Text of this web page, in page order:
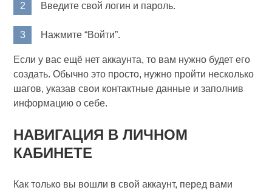
Введите свой логин и пароль.
Нажмите “Войти”.
Если у вас ещё нет аккаунта, то вам нужно будет его
создать. Обычно это просто, нужно пройти несколько
шагов, указав свои контактные данные и заполнив
информацию о себе.
НАВИГАЦИЯ В ЛИЧНОМ
КАБИНЕТЕ
Как только вы вошли в свой аккаунт, перед вами